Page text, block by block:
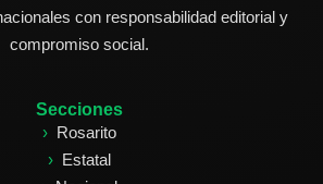
con responsabilidad editorial y
compromiso social.
Secciones
Rosarito
Estatal